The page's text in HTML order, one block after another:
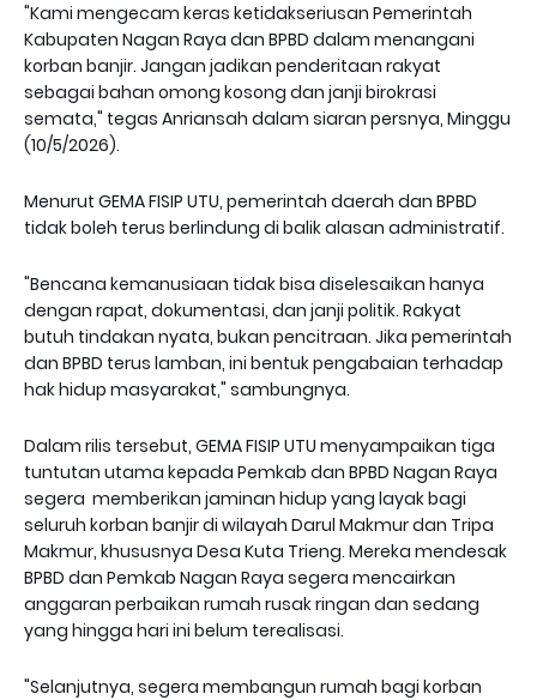
"Kami mengecam keras ketidakseriusan Pemerintah
Kabupaten Nagan Raya dan BPBD dalam menangani
korban banjir. Jangan jadikan penderitaan rakyat
sebagai bahan omong kosong dan janji birokrasi
semata," tegas Anriansah dalam siaran persnya, Minggu
(10/5/2026).
Menurut GEMA FISIP UTU, pemerintah daerah dan BPBD
tidak boleh terus berlindung di balik alasan administratif.
"Bencana kemanusiaan tidak bisa diselesaikan hanya
dengan rapat, dokumentasi, dan janji politik. Rakyat
butuh tindakan nyata, bukan pencitraan. Jika pemerintah
dan BPBD terus lamban, ini bentuk pengabaian terhadap
hak hidup masyarakat," sambungnya.
Dalam rilis tersebut, GEMA FISIP UTU menyampaikan tiga
tuntutan utama kepada Pemkab dan BPBD Nagan Raya
segera memberikan jaminan hidup yang layak bagi
seluruh korban banjir di wilayah Darul Makmur dan Tripa
Makmur, khususnya Desa Kuta Trieng. Mereka mendesak
BPBD dan Pemkab Nagan Raya segera mencairkan
anggaran perbaikan rumah rusak ringan dan sedang
yang hingga hari ini belum terealisasi.
"Selanjutnya, segera membangun rumah bagi korban